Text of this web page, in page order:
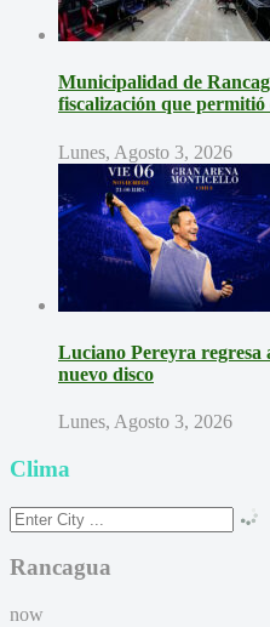
Municipalidad de
fiscalización que
Lunes, Agosto 3, 2026
Luciano Pereyra
nuevo disco
Lunes, Agosto 3, 2026
Clima
Rancagua
now